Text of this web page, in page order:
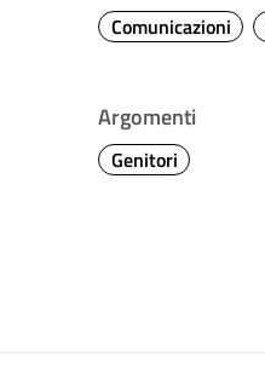
Comunicazioni
Argomenti
Genitori